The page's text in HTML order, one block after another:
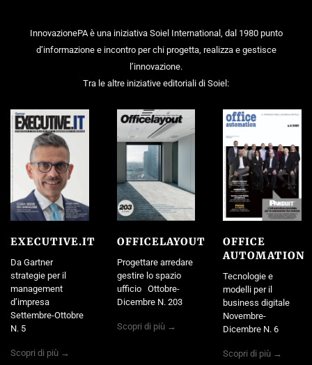
InnovazionePA è una iniziativa Soiel International, dal 1980 punto
d’informazione e incontro per chi progetta, realizza e gestisce
l’innovazione.
Tra le altre iniziative editoriali di Soiel:
EXECUTIVE.IT
Da Gartner
strategie per il
management
d’impresa
Settembre-Ottobre
N. 5
Scopri di più →
OFFICELAYOUT
Progettare arredare
gestire lo spazio
ufficio Ottobre-
Dicembre N. 203
Scopri di più →
OFFICE
AUTOMATION
Tecnologie e
modelli per il
business digitale
Novembre-
Dicembre N. 6
Scopri di più →